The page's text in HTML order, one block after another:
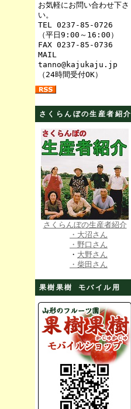
お気軽にお問い合わせ下さ
い。
TEL 0237-85-0726
（平日9:00～16:00）
FAX 0237-85-0736
MAIL
tanno@kajukaju.jp
（24時間受付OK）
さくらんぼの生産者紹介
さくらんぼの生産者紹介
・大沼さん
・野口さん
・ 大野さん
・柴田さん
果樹果樹 モバイル用